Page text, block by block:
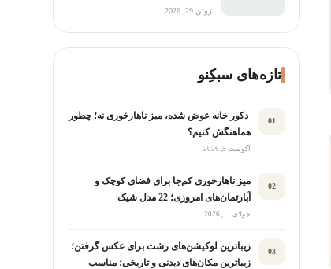
مناسب کپشن، استوری و
ژوئن 29, 2026
تازه‌های سبکِنو
01
دکور خانه عوض شده، میز ناهارخوری نه؛ چطور
هماهنگش کنیم؟
آگوست 5, 2026
02
میز ناهارخوری کم‌جا برای فضای کوچک و
آپارتمان‌های امروزی؛ 22 مدل شیک
جولای 11, 2026
03
زیباترین لوکیشن‌های رشت برای عکس گرفتن؛
زیباترین مکان‌های دیدنی و تاریخی؛ مناسب